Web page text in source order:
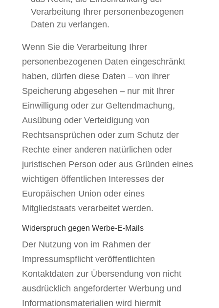
Verarbeitung Ihrer personenbezogenen
Daten zu verlangen.
Wenn Sie die Verarbeitung Ihrer
personenbezogenen Daten eingeschränkt
haben, dürfen diese Daten – von ihrer
Speicherung abgesehen – nur mit Ihrer
Einwilligung oder zur Geltendmachung,
Ausübung oder Verteidigung von
Rechtsansprüchen oder zum Schutz der
Rechte einer anderen natürlichen oder
juristischen Person oder aus Gründen eines
wichtigen öffentlichen Interesses der
Europäischen Union oder eines
Mitgliedstaats verarbeitet werden.
Widerspruch gegen Werbe-E-Mails
Der Nutzung von im Rahmen der
Impressumspflicht veröffentlichten
Kontaktdaten zur Übersendung von nicht
ausdrücklich angeforderter Werbung und
Informationsmaterialien wird hiermit